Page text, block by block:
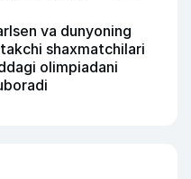
va dunyoning
shaxmatchilari
olimpiadani